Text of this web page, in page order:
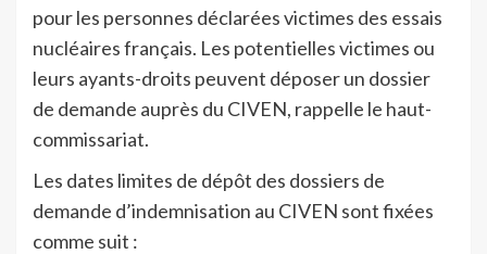
pour les personnes déclarées victimes des essais
nucléaires français. Les potentielles victimes ou
leurs ayants-droits peuvent déposer un dossier
de demande auprès du CIVEN, rappelle le haut-
commissariat.
Les dates limites de dépôt des dossiers de
demande d’indemnisation au CIVEN sont fixées
comme suit :